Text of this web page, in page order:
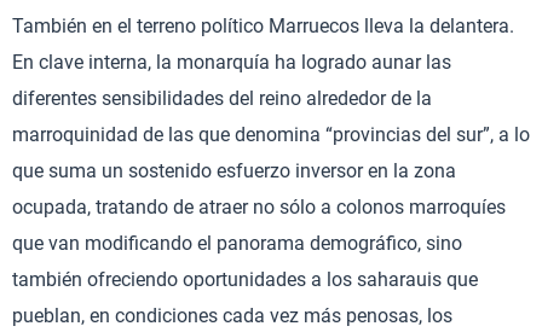
También en el terreno político Marruecos lleva la delantera.
En clave interna, la monarquía ha logrado aunar las
diferentes sensibilidades del reino alrededor de la
marroquinidad de las que denomina “provincias del sur”, a lo
que suma un sostenido esfuerzo inversor en la zona
ocupada, tratando de atraer no sólo a colonos marroquíes
que van modificando el panorama demográfico, sino
también ofreciendo oportunidades a los saharauis que
pueblan, en condiciones cada vez más penosas, los